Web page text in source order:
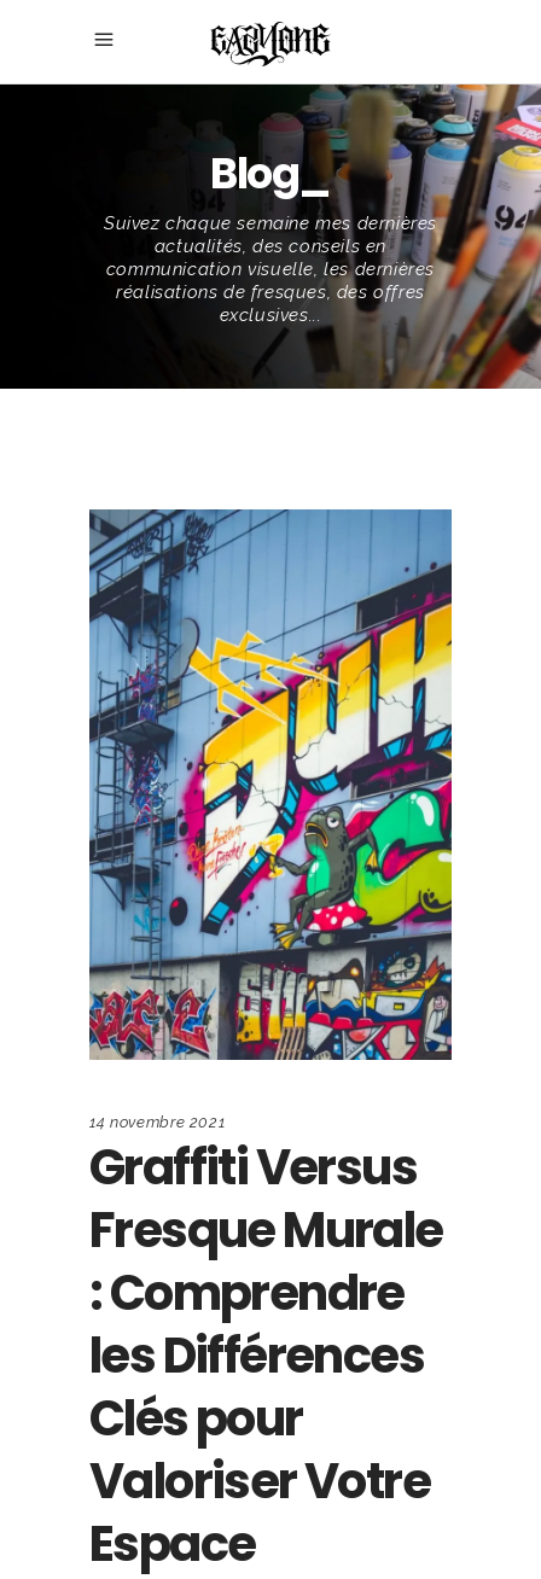
Blog_
Suivez chaque semaine mes dernières
actualités, des conseils en
communication visuelle, les dernières
réalisations de fresques, des offres
exclusives...
14 novembre 2021
Graffiti Versus
Fresque Murale
: Comprendre
les Différences
Clés pour
Valoriser Votre
Espace